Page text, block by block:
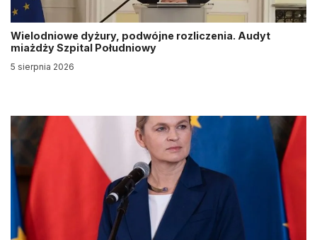
Wielodniowe dyżury, podwójne rozliczenia. Audyt
miażdży Szpital Południowy
5 sierpnia 2026